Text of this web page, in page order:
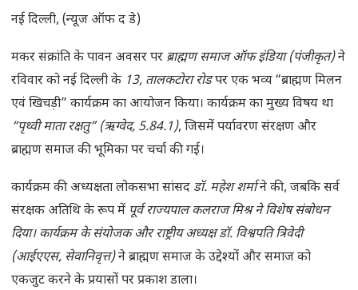
नई दिल्ली, (न्यूज ऑफ द डे)
मकर संक्रांति के पावन अवसर पर ब्राह्मण समाज ऑफ इंडिया (पंजीकृत)ने
रविवार को नई दिल्ली के 13, तालकटोरा रोडपर एक भव्य “ब्राह्मण मिलन
एवं खिचड़ी” कार्यक्रम का आयोजन किया। कार्यक्रम का मुख्य विषय था
“पृथ्वी माता रक्षतु” (ऋग्वेद, 5.84.1), जिसमें पर्यावरण संरक्षण और
ब्राह्मण समाज की भूमिका पर चर्चा की गई।
कार्यक्रम की अध्यक्षता लोकसभा सांसद डॉ. महेश शर्माने की, जबकि सर्व
संरक्षक अतिथि के रूप में पूर्व राज्यपाल कलराज मिश्र ने विशेष संबोधन
दिया। कार्यक्रम के संयोजक और राष्ट्रीय अध्यक्ष डॉ. विश्वपति त्रिवेदी
(आईएएस, सेवानिवृत्त)ने ब्राह्मण समाज के उद्देश्यों और समाज को
एकजुट करने के प्रयासों पर प्रकाश डाला।